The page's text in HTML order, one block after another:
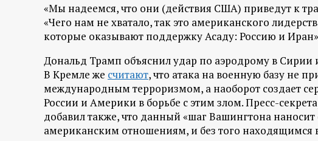
п
о
р
т
а
«Мы надеемся, что они (действия США) приведут к
«Чего нам не хватало, так это американского
которые оказывают поддержку Асаду: Россию и
Дональд Трамп объяснил удар по аэродрому в Сирии
В Кремле же считают, что атака на военную базу не
международным терроризмом, а наоборот создает
России и Америки в борьбе с этим злом. Пресс-
добавил также, что данный «шаг Вашингтона
американским отношениям, и без того находящимся